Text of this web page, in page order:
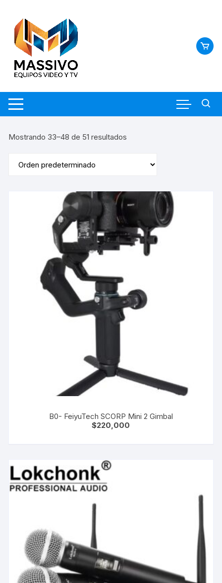
contenido
Mostrando 33–48 de 51 resultados
B0- FeiyuTech SCORP Mini 2 Gimbal
$220,000